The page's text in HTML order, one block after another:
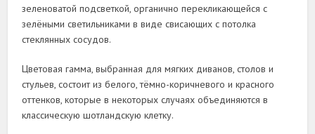
зеленоватой подсветкой, органично перекликающейся с
зелёными светильниками в виде свисающих с потолка
стеклянных сосудов.
Цветовая гамма, выбранная для мягких диванов, столов и
стульев, состоит из белого, тёмно-коричневого и красного
оттенков, которые в некоторых случаях объединяются в
классическую шотландскую клетку.